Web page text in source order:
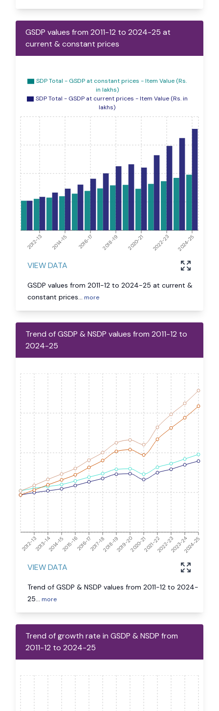
GSDP values from 2011-12 to 2024-25 at
current & constant prices
2012-13 2014-15 2016-17 2018-19 2020-21 2022-23 2024-25
SDP Total - GSDP at constant prices - Item Value (Rs.
in lakhs)
SDP Total - GSDP at current prices - Item Value (Rs. in
lakhs)
VIEW DATA
GSDP values from 2011-12 to 2024-25 at current &
constant prices... more
Trend of GSDP & NSDP values from 2011-12 to
2024-25
2012-132013-142014-152015-162016-172017-182018-192019-202020-212021-222022-232023-242024-25
VIEW DATA
Trend of GSDP & NSDP values from 2011-12 to 2024-
25... more
Trend of growth rate in GSDP & NSDP from
2011-12 to 2024-25